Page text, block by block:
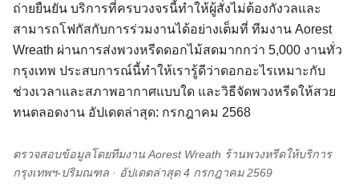
ถ่ายยืนยัน บริการที่ครบวงจรนี้ทำให้ผู้สั่งไม่ต้องกังวลและ
สามารถโฟกัสกับการร่วมงานได้อย่างเต็มที่ ทีมงาน Aorest
Wreath ผ่านการส่งพวงหรีดดอกไม้สดมากกว่า 5,000 งานทั่ว
กรุงเทพ ประสบการณ์นี้ทำให้เรารู้ดีว่าดอกอะไรเหมาะกับ
ช่วงเวลาและสภาพอากาศแบบใด และวิธีจัดพวงหรีดให้สวย
ทนตลอดงาน อัปเดตล่าสุด: กรกฎาคม 2568
ตรวจสอบข้อมูลโดยทีมงาน Aorest Wreath ร้านพวงหรีดให้บริการ
กรุงเทพฯ-ปริมณฑล · อัปเดตล่าสุด 4 กรกฎาคม 2569